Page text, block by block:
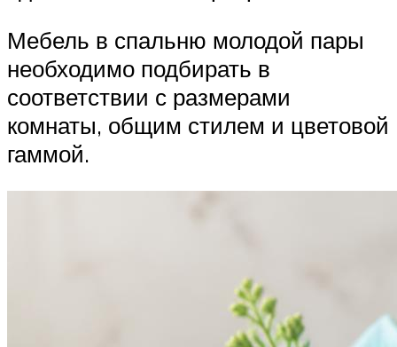
Мебель в спальню молодой пары
необходимо подбирать в
соответствии с размерами
комнаты, общим стилем и цветовой
гаммой.